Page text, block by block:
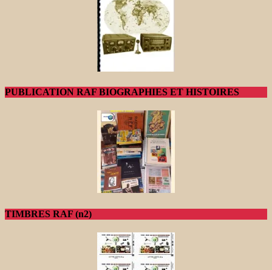
PUBLICATION RAF BIOGRAPHIES ET HISTOIRES
TIMBRES RAF (n2)